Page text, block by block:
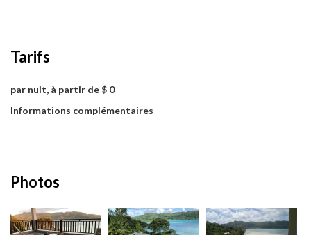
Tarifs
par nuit, à partir de $ 0
Informations complémentaires
Photos